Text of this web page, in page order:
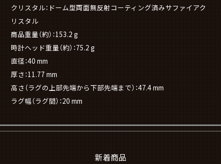
クリスタル：ドーム型両面無反射コーティング済みサファイアク
リスタル
商品重量（約）：153.2 g
時計ヘッド重量（約）：75.2 g
直径：40 mm
厚さ：11.77 mm
高さ（ラグの上部先端から下部先端まで）：47.4 mm
ラグ幅（ラグ間）：20 mm
新着商品